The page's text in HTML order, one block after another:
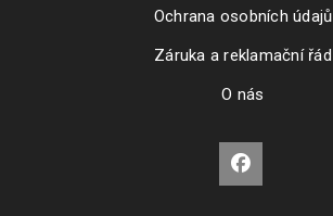
Ochrana osobních údajů
Záruka a reklamační řád
O nás